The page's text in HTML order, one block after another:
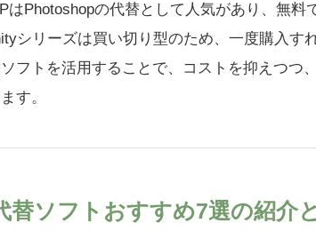
はPhotoshopの代替として人気があり、無料
シリーズは買い切り型のため、一度購入す
フトを活用することで、コストを抑えつつ
す。
替ソフトおすすめ7選の紹介